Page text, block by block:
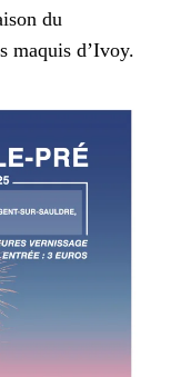
du
maquis d’Ivoy.